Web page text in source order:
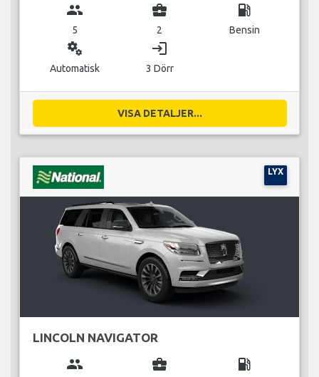
group
5
business_center
2
local_gas_station
Bensin
miscellaneous_services
Automatisk
login
3 Dörr
VISA DETALJER...
LYX
LINCOLN NAVIGATOR
group business_center local_gas_station